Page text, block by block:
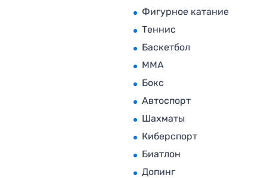
Фигурное катание
Теннис
Баскетбол
MMA
Бокс
Автоспорт
Шахматы
Киберспорт
Биатлон
Допинг